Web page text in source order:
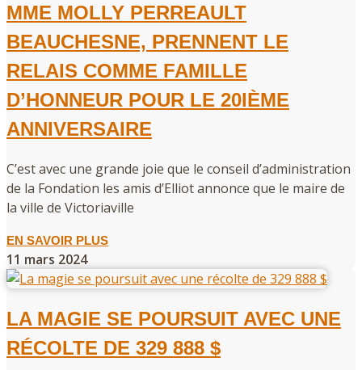
MME MOLLY PERREAULT
BEAUCHESNE, PRENNENT LE
RELAIS COMME FAMILLE
D’HONNEUR POUR LE 20IÈME
ANNIVERSAIRE
C’est avec une grande joie que le conseil d’administration
de la Fondation les amis d’Elliot annonce que le maire de
la ville de Victoriaville
EN SAVOIR PLUS
11 mars 2024
LA MAGIE SE POURSUIT AVEC UNE
RÉCOLTE DE 329 888 $